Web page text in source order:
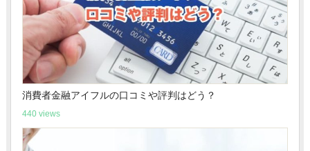
消費者金融アイフルの口コミや評判はどう？
440 views